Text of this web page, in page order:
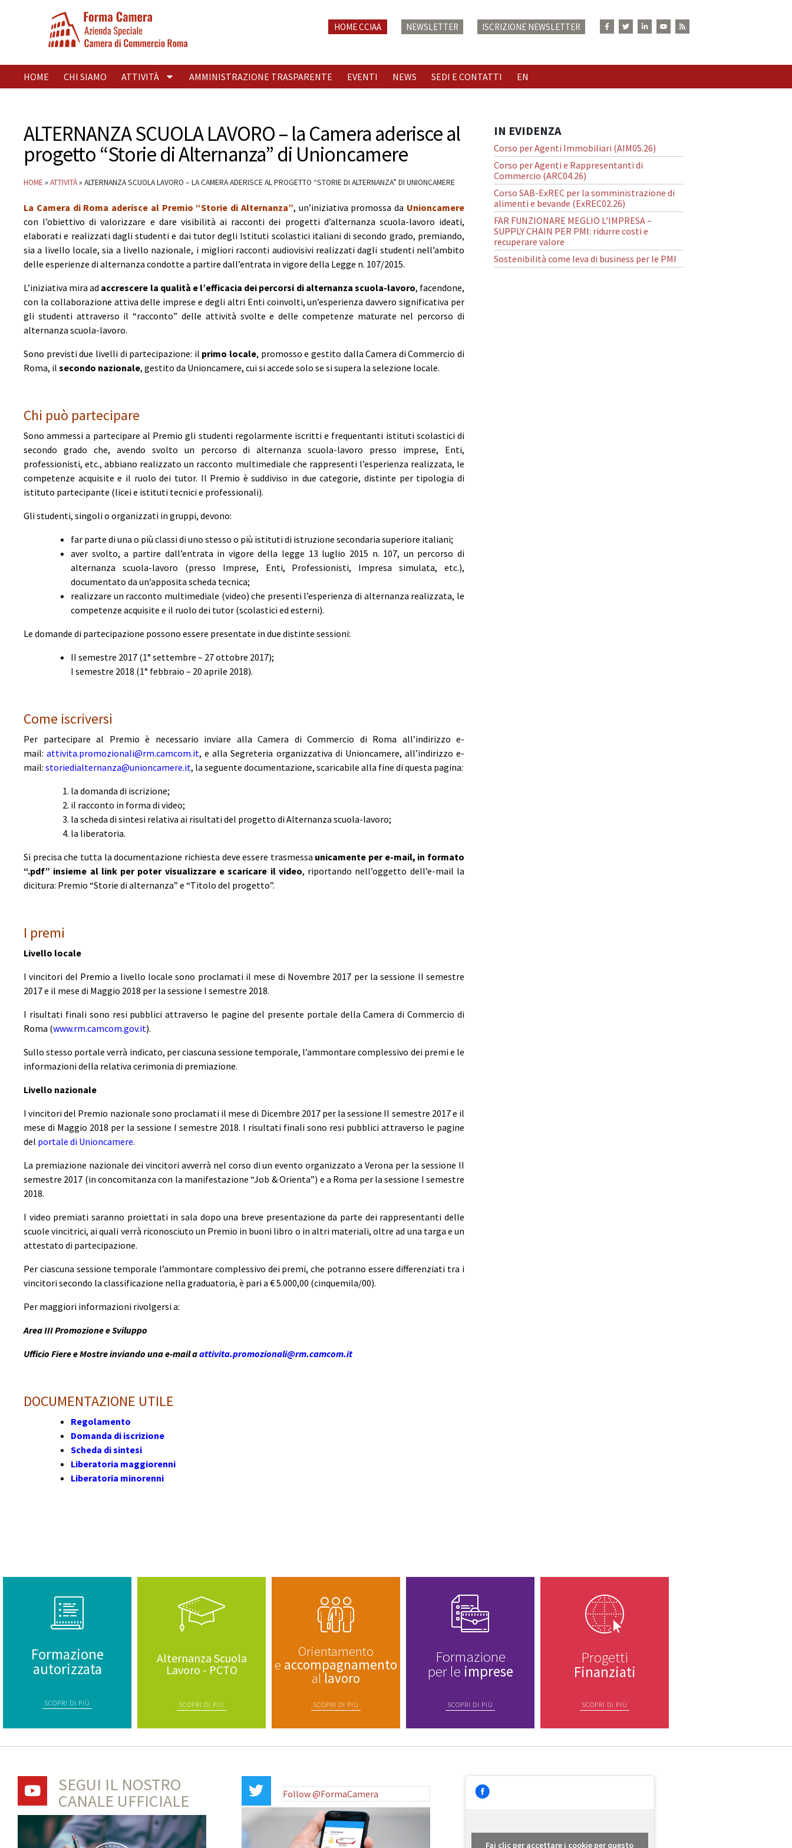
HOME CCIAA NEWSLETTER ISCRIZIONE NEWSLETTER
HOME CHI SIAMO ATTIVITÀ AMMINISTRAZIONE TRASPARENTE EVENTI NEWS SEDI E CONTATTI EN
ALTERNANZA SCUOLA LAVORO – la Camera aderisce al
progetto “Storie di Alternanza” di Unioncamere
HOME » ATTIVITÀ» ALTERNANZA SCUOLA LAVORO – LA CAMERA ADERISCE AL PROGETTO “STORIE DI ALTERNANZA” DI UNIONCAMERE
La Camera di Roma aderisce al Premio “Storie di Alternanza”, un’iniziativa promossa da Unioncamere
con l’obiettivo di valorizzare e dare visibilità ai racconti dei progetti d’alternanza scuola-lavoro ideati,
elaborati e realizzati dagli studenti e dai tutor degli Istituti scolastici italiani di secondo grado, premiando,
sia a livello locale, sia a livello nazionale, i migliori racconti audiovisivi realizzati dagli studenti nell’ambito
delle esperienze di alternanza condotte a partire dall’entrata in vigore della Legge n. 107/2015.
L’iniziativa mira ad accrescere la qualità e l’efficacia dei percorsi di alternanza scuola-lavoro, facendone,
con la collaborazione attiva delle imprese e degli altri Enti coinvolti, un’esperienza davvero significativa per
gli studenti attraverso il “racconto” delle attività svolte e delle competenze maturate nel percorso di
alternanza scuola-lavoro.
Sono previsti due livelli di partecipazione: il primo locale, promosso e gestito dalla Camera di Commercio di
Roma, il secondo nazionale, gestito da Unioncamere, cui si accede solo se si supera la selezione locale.
Chi può partecipare
Sono ammessi a partecipare al Premio gli studenti regolarmente iscritti e frequentanti istituti scolastici di
secondo grado che, avendo svolto un percorso di alternanza scuola-lavoro presso imprese, Enti,
professionisti, etc., abbiano realizzato un racconto multimediale che rappresenti l’esperienza realizzata, le
competenze acquisite e il ruolo dei tutor. Il Premio è suddiviso in due categorie, distinte per tipologia di
istituto partecipante (licei e istituti tecnici e professionali).
Gli studenti, singoli o organizzati in gruppi, devono:
far parte di una o più classi di uno stesso o più istituti di istruzione secondaria superiore italiani;
aver svolto, a partire dall’entrata in vigore della legge 13 luglio 2015 n. 107, un percorso di
alternanza scuola-lavoro (presso Imprese, Enti, Professionisti, Impresa simulata, etc.),
documentato da un’apposita scheda tecnica;
realizzare un racconto multimediale (video) che presenti l’esperienza di alternanza realizzata, le
competenze acquisite e il ruolo dei tutor (scolastici ed esterni).
Le domande di partecipazione possono essere presentate in due distinte sessioni:
II semestre 2017 (1° settembre – 27 ottobre 2017);
I semestre 2018 (1° febbraio – 20 aprile 2018).
Come iscriversi
Per partecipare al Premio è necessario inviare alla Camera di Commercio di Roma all’indirizzo e-
mail:attivita.promozionali@rm.camcom.it, e alla Segreteria organizzativa di Unioncamere, all’indirizzo e-
mail: storiedialternanza@unioncamere.it, la seguente documentazione, scaricabile alla fine di questa pagina:
la domanda di iscrizione;
il racconto in forma di video;
la scheda di sintesi relativa ai risultati del progetto di Alternanza scuola-lavoro;
la liberatoria.
Si precisa che tutta la documentazione richiesta deve essere trasmessa unicamente per e-mail, in formato
“.pdf” insieme al link per poter visualizzare e scaricare il video, riportando nell’oggetto dell’e-mail la
dicitura: Premio “Storie di alternanza” e “Titolo del progetto”.
I premi
Livello locale
I vincitori del Premio a livello locale sono proclamati il mese di Novembre 2017 per la sessione II semestre
2017 e il mese di Maggio 2018 per la sessione I semestre 2018.
I risultati finali sono resi pubblici attraverso le pagine del presente portale della Camera di Commercio di
Roma (www.rm.camcom.gov.it).
Sullo stesso portale verrà indicato, per ciascuna sessione temporale, l’ammontare complessivo dei premi e le
informazioni della relativa cerimonia di premiazione.
Livello nazionale
I vincitori del Premio nazionale sono proclamati il mese di Dicembre 2017 per la sessione II semestre 2017 e il
mese di Maggio 2018 per la sessione I semestre 2018. I risultati finali sono resi pubblici attraverso le pagine
del portale di Unioncamere.
La premiazione nazionale dei vincitori avverrà nel corso di un evento organizzato a Verona per la sessione II
semestre 2017 (in concomitanza con la manifestazione “Job & Orienta”) e a Roma per la sessione I semestre
2018.
I video premiati saranno proiettati in sala dopo una breve presentazione da parte dei rappresentanti delle
scuole vincitrici, ai quali verrà riconosciuto un Premio in buoni libro o in altri materiali, oltre ad una targa e un
attestato di partecipazione.
Per ciascuna sessione temporale l’ammontare complessivo dei premi, che potranno essere differenziati tra i
vincitori secondo la classificazione nella graduatoria, è pari a € 5.000,00 (cinquemila/00).
Per maggiori informazioni rivolgersi a:
Area III Promozione e Sviluppo
Ufficio Fiere e Mostre inviando una e-mail aattivita.promozionali@rm.camcom.it
DOCUMENTAZIONE UTILE
Regolamento
Domanda di iscrizione
Scheda di sintesi
Liberatoria maggiorenni
Liberatoria minorenni
IN EVIDENZA
Corso per Agenti Immobiliari (AIM05.26)
Corso per Agenti e Rappresentanti di
Commercio (ARC04.26)
Corso SAB-ExREC per la somministrazione di
alimenti e bevande (ExREC02.26)
FAR FUNZIONARE MEGLIO L’IMPRESA –
SUPPLY CHAIN PER PMI: ridurre costi e
recuperare valore
Sostenibilità come leva di business per le PMI
Formazione
autorizzata
SCOPRI DI PIÙ
Alternanza Scuola
Lavoro - PCTO
SCOPRI DI PIÙ
Orientamento
e accompagnamento
allavoro
SCOPRI DI PIÙ
Formazione
per le imprese
SCOPRI DI PIÙ
Progetti
Finanziati
SCOPRI DI PIÙ
SEGUI IL NOSTRO
CANALE UFFICIALE Follow @FormaCamera
Fai clic per accettare i cookie per questo